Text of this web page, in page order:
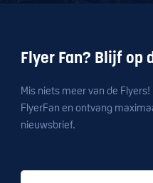
Flyer Fan? Blijf op
Mis niets meer van de Flyers!
FlyerFan en ontvang
nieuwsbrief.